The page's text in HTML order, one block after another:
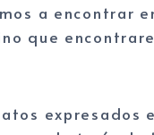
a encontrar
que
expresados